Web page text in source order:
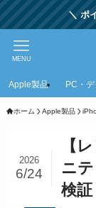
＼ ポ
MENU
Apple製品 PC・
ホーム Apple製品
【
ニ
検証
2026
6/24